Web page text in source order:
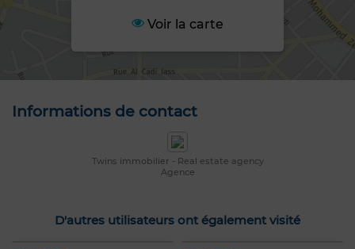
Voir la carte
Informations de contact
Twins immobilier - Real estate agency
Agence
D'autres utilisateurs ont également visité